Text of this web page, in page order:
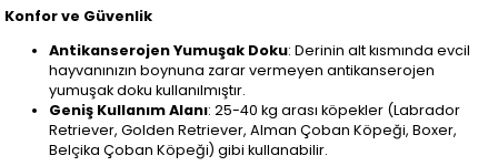
Konfor ve Güvenlik
Antikanserojen Yumuşak Doku: Derinin alt kısmında evcil
hayvanınızın boynuna zarar vermeyen antikanserojen
yumuşak doku kullanılmıştır.
Geniş Kullanım Alanı: 25-40 kg arası köpekler (Labrador
Retriever, Golden Retriever, Alman Çoban Köpeği, Boxer,
Belçika Çoban Köpeği) gibi kullanabilir.